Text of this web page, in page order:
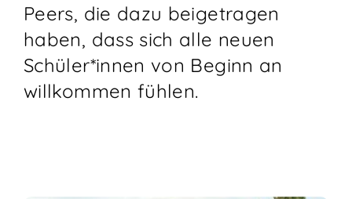
Peers, die dazu beigetragen
haben, dass sich alle neuen
Schüler*innen von Beginn an
willkommen fühlen.